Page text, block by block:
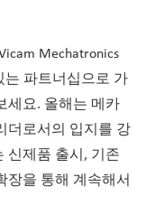
Mechatronics
는 파트너십으로 가
세요. 올해는 메카
더로서의 입지를 강
신제품 출시, 기존
장을 통해 계속해서